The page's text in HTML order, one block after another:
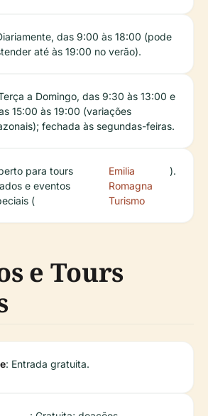
das 9:00 às 18:00 (pode
até às 19:00 no verão).
a Domingo, das 9:30 às 13:00 e
15:00 às 19:00 (variações
fechada às segundas-feiras.
para tours
e eventos
(
Emilia
Romagna
Turismo
).
e Tours
: Entrada gratuita.